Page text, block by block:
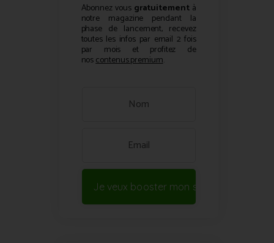
Abonnez vous gratuitementà
notre magazine pendant la
phase de lancement, recevez
toutes les infos par email 2 fois
par mois et profitez de
noscontenus premium.
Je veux booster mon site !